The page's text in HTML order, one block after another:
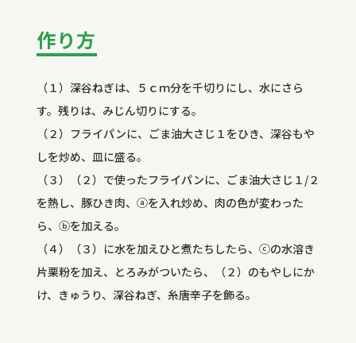
作り方
（１）深谷ねぎは、５ｃｍ分を千切りにし、水にさら
す。残りは、みじん切りにする。
（２）フライパンに、ごま油大さじ１をひき、深谷もや
しを炒め、皿に盛る。
（３）（２）で使ったフライパンに、ごま油大さじ１/２
を熱し、豚ひき肉、ⓐを入れ炒め、肉の色が変わった
ら、ⓑを加える。
（４）（３）に水を加えひと煮たちしたら、ⓒの水溶き
片栗粉を加え、とろみがついたら、（２）のもやしにか
け、きゅうり、深谷ねぎ、糸唐辛子を飾る。